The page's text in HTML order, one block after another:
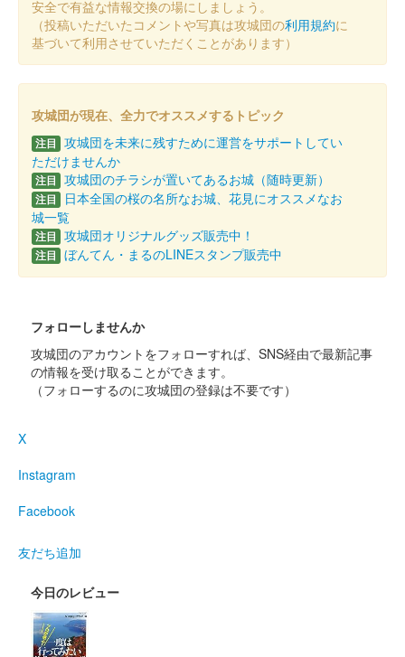
犬山城 御城印 小牧・長久手の戦いゆかりの地
販売終了
犬山城 御城印 お城EXPO2022限定版
配布終了
路上詩人こーた氏による書き下ろし。お城EXPO 2022開催期間
中に抽選で計200名（整理券制、1回50枚×各日4回）にプレゼン
トされた。
白帝城（犬山城） 御城印 第8版
「白帝城」の文字は地元の書家・松浦白碩先生による揮毫。
犬山城 御城印 令和4年「鎌倉殿の13人」キャンペー
ン版
犬山城 御城印
2021年8月頃から販売されている犬山城の通常御城印、第七版。
以前の版に比べて家紋が擦れ仕様になっている。「国宝犬山城」
の文字は地元の書家・松浦白碩先生による揮毫。
安全で有益な情報交換の場にしましょう。
（投稿いただいたコメントや写真は攻城団の利用規約に
基づいて利用させていただくことがあります）
攻城団が現在、全力でオススメするトピック
注目 攻城団を未来に残すために運営をサポートしてい
ただけませんか
注目 攻城団のチラシが置いてあるお城（随時更新）
注目
日本全国の桜の名所なお城、花見にオススメなお
城一覧
注目 攻城団オリジナルグッズ販売中！
注目 ぼんてん・まるのLINEスタンプ販売中
フォローしませんか
攻城団のアカウントをフォローすれば、SNS経由で最新記事
の情報を受け取ることができます。
（フォローするのに攻城団の登録は不要です）
X
Instagram
Facebook
友だち追加
今日のレビュー